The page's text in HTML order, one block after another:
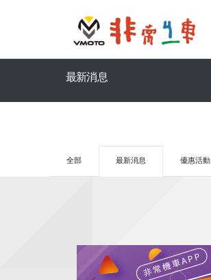
最新消息
全部 最新消息 優惠活動